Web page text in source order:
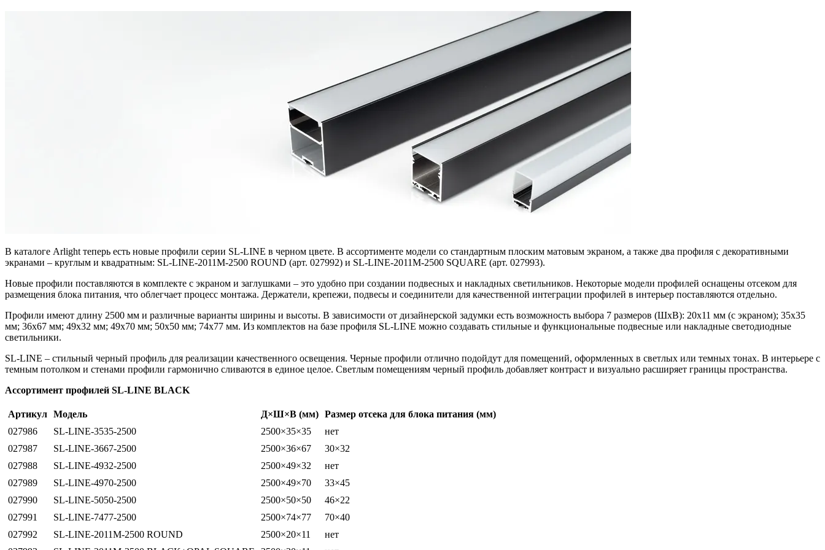
В каталоге Arlight теперь есть новые профили серии SL-LINE в черном цвете. В ассортименте модели со стандартным плоским матовым экраном, а также два профиля с декоративными
экранами – круглым и квадратным: SL-LINE-2011M-2500 ROUND (арт. 027992) и SL-LINE-2011M-2500 SQUARE (арт. 027993).
Новые профили поставляются в комплекте с экраном и заглушками – это удобно при создании подвесных и накладных светильников. Некоторые модели профилей оснащены отсеком для
размещения блока питания, что облегчает процесс монтажа. Держатели, крепежи, подвесы и соединители для качественной интеграции профилей в интерьер поставляются отдельно.
Профили имеют длину 2500 мм и различные варианты ширины и высоты. В зависимости от дизайнерской задумки есть возможность выбора 7 размеров (ШхВ): 20х11 мм (с экраном); 35х35
мм; 36х67 мм; 49х32 мм; 49х70 мм; 50х50 мм; 74x77 мм. Из комплектов на базе профиля SL-LINE можно создавать стильные и функциональные подвесные или накладные светодиодные
светильники.
SL-LINE – стильный черный профиль для реализации качественного освещения. Черные профили отлично подойдут для помещений, оформленных в светлых или темных тонах. В интерьере с
темным потолком и стенами профили гармонично сливаются в единое целое. Светлым помещениям черный профиль добавляет контраст и визуально расширяет границы пространства.
Ассортимент профилей SL-LINE BLACK
Артикул Модель Д×Ш×В (мм) Размер отсека для блока питания (мм)
027986
SL-LINE-3535-2500 2500×35×35
нет
027987
SL-LINE-3667-2500 2500×36×67
30×32
027988
SL-LINE-4932-2500 2500×49×32
нет
027989
SL-LINE-4970-2500 2500×49×70
33×45
027990
SL-LINE-5050-2500 2500×50×50
46×22
027991
SL-LINE-7477-2500 2500×74×77
70×40
027992
SL-LINE-2011M-2500 ROUND 2500×20×11
нет